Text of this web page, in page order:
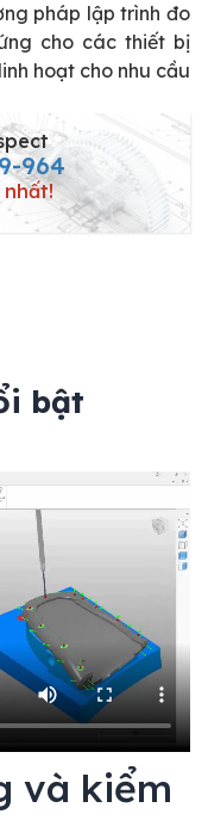
pháp lập trình đo
cho các thiết bị
hoạt cho nhu cầu
964
bật
và kiểm